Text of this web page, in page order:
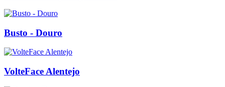
Busto - Douro
VolteFace Alentejo